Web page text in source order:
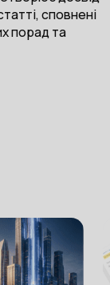
сповнені
порад та